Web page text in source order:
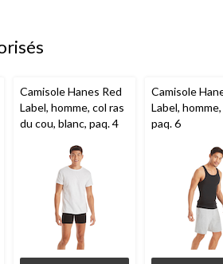
Camisole Hanes Red
Label, homme, col ras
du cou, blanc, paq. 4
Camisole
Label,
paq. 6